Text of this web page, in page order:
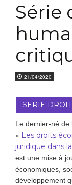
Série
21/04/2020
SERIE
Le dernier-né de
« Les droits
juridique dans
est une mise à
économiques,
développement